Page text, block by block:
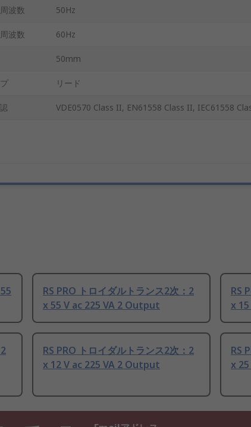
波数 50Hz
波数 60Hz
50mm
リード
VDE0570 Class II, EN61558 Class II, IEC61558
RS PRO トロイダルトランス2次：2
x 55 V ac 225 VA 2 Output
RS
x
RS PRO トロイダルトランス2次：2
x 12 V ac 225 VA 2 Output
RS
x